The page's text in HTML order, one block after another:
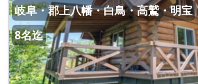
岐阜・郡上八幡・白鳥・高鷲・明宝
8名迄